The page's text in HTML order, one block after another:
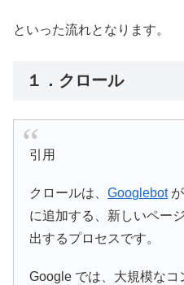
といった流れとなります。
１．クロール
引用
クロールは、Googlebotが
に追加する、新しいペー
出するプロセスです。
Google では、大規模なコ